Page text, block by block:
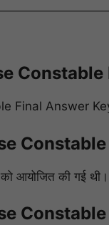
Constable
Final Answer
Constable
आयोजित की गई थी।
Constable